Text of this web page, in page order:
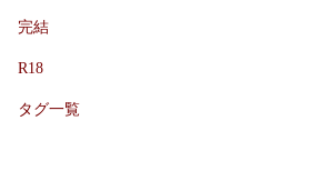
完結
R18
タグ一覧